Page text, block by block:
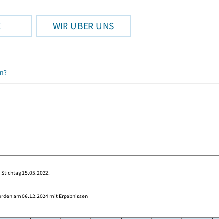
WIR ÜBER UNS
15.05.2022.
am 06.12.2024 mit Ergebnissen